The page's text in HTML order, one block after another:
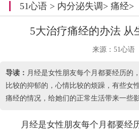
51心语> 内分泌失调> 痛经>
5大治疗痛经的办法 从
来源：51心语
导读： 月经是女性朋友每个月都要经历的
比较的抑郁的，心情比较的烦躁，有些女
痛经的情况，给她们的正常生活带来一些
月经是女性朋友每个月都要经历